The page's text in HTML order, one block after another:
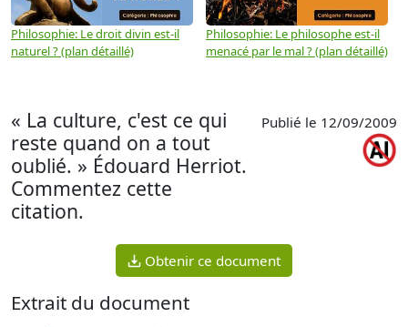
Philosophie: Le droit divin est-il
naturel ? (plan détaillé)
Philosophie: Le philosophe est-il
menacé par le mal ? (plan détaillé)
« La culture, c'est ce qui
reste quand on a tout
oublié. » Édouard Herriot.
Commentez cette
citation.
Publié le 12/09/2009
Obtenir ce document
Extrait du document